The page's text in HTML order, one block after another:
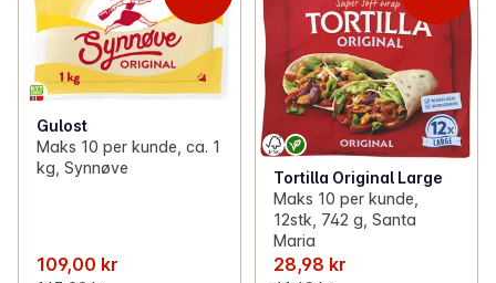
Gulost
Maks 10 per kunde, ca. 1
kg, Synnøve
109,00 kr
Tortilla Original Large
Maks 10 per kunde,
12stk, 742 g, Santa
Maria
28,98 kr